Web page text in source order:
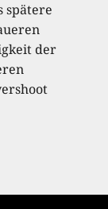
spätere
der